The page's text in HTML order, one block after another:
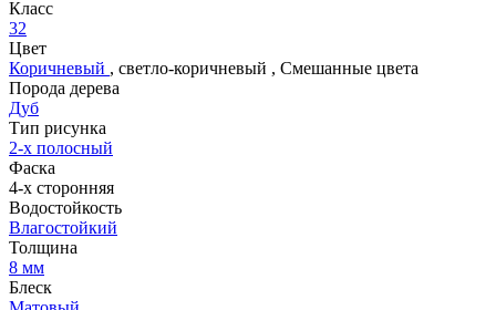
Класс
32
Цвет
Коричневый , светло-коричневый , Смешанные цвета
Порода дерева
Дуб
Тип рисунка
2-х полосный
Фаска
4-х сторонняя
Водостойкость
Влагостойкий
Толщина
8 мм
Блеск